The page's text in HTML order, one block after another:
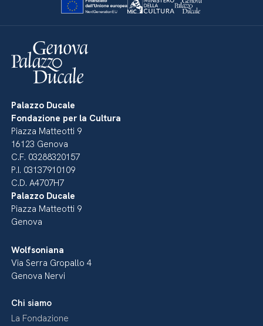
Palazzo Ducale
Fondazione per la Cultura
Piazza Matteotti 9
16123 Genova
C.F. 03288320157
P.I. 03137910109
C.D. A4707H7
Palazzo Ducale
Piazza Matteotti 9
Genova
Wolfsoniana
Via Serra Gropallo 4
Genova Nervi
Chi siamo
La Fondazione